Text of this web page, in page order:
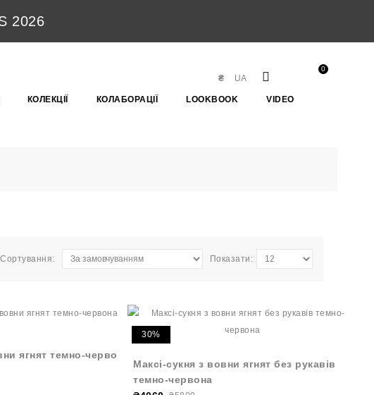
2026
0
UA
₴
КОЛЕКЦІЇ КОЛАБОРАЦІЇ LOOKBOOK VIDEO
Сортування: Показати:
ягнят темно-червона
30%
Максі-сукня з вовни ягнят без рукавів
темно-червона